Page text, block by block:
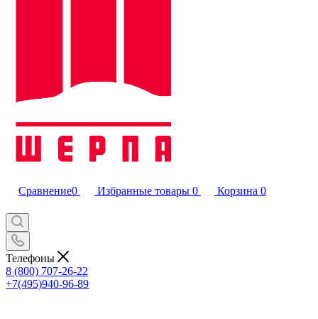
Сравнение0 Избранные товары 0 Корзина 0
Телефоны
8 (800) 707-26-22
+7(495)940-96-89